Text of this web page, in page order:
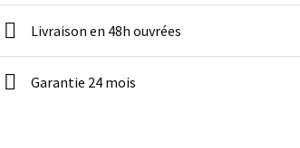
Livraison en 48h ouvrées
Garantie 24 mois